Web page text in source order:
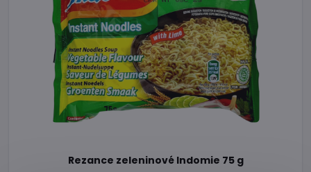
Rezance zeleninové Indomie 75 g